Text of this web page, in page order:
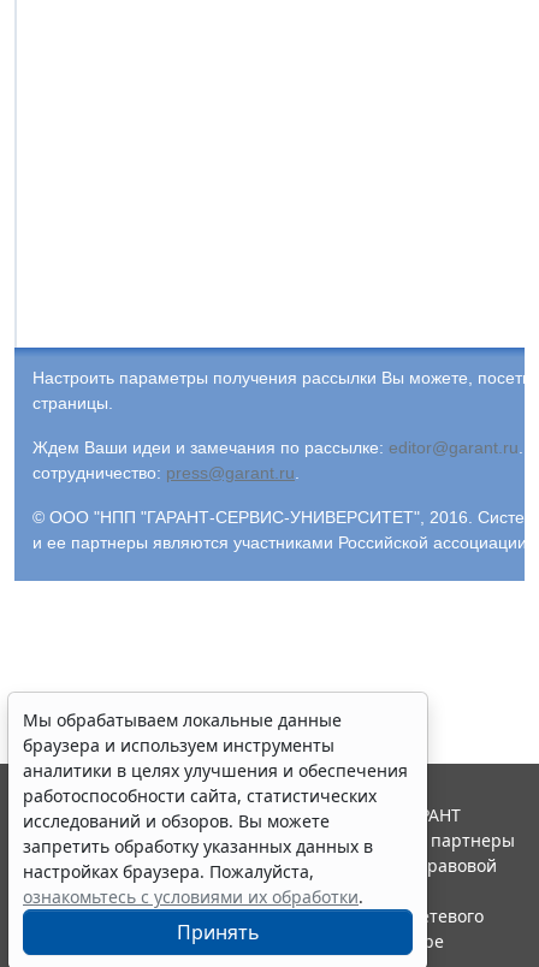
Настроить параметры получения рассылки Вы можете,
страницы.
Ждем Ваши идеи и замечания по рассылке: editor@garant.ru
сотрудничество: press@garant.ru
© ООО "НПП "ГАРАНТ-СЕРВИС-УНИВЕРСИТЕТ", 2016. Система
и ее партнеры являются участниками Российской
Мы обрабатываем локальные данные
браузера и используем инструменты
аналитики в целях улучшения и обеспечения
работоспособности сайта, статистических
исследований и обзоров. Вы можете
запретить обработку указанных данных в
настройках браузера. Пожалуйста,
ознакомьтесь с условиями их обработки.
Принять
© ООО "НПП "ГАРАНТ-СЕРВИС", 2026. Система ГАРАНТ
выпускается с 1990 года. Компания "Гарант" и ее партнеры
являются участниками Российской ассоциации правовой
информации ГАРАНТ.
Портал ГАРАНТ.РУ зарегистрирован в качестве сетевого
издания Федеральной службой по надзору в сфере